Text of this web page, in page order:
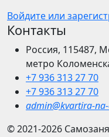
Войдите или
Контакты
Россия, 115487,
метро
+7 936 313 27 70
+7 936 313 27 70
admin@kvartira-
© 2021-2026